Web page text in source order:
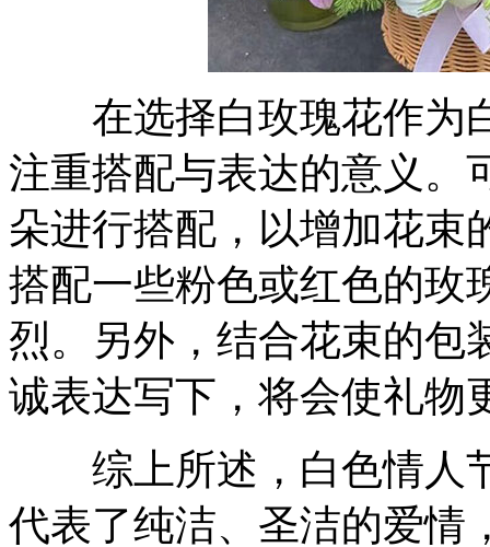
在选择白玫瑰花作为
注重搭配与表达的意义。
朵进行搭配，以增加花束
搭配一些粉色或红色的玫
烈。另外，结合花束的包
诚表达写下，将会使礼物
综上所述，白色情人
代表了纯洁、圣洁的爱情